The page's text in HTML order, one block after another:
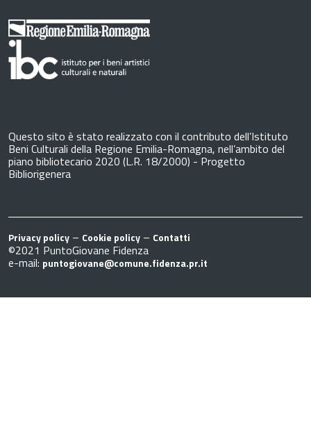
Questo sito è stato realizzato con il contributo dell’Istituto
Beni Culturali della Regione Emilia-Romagna, nell’ambito del
piano bibliotecario 2020 (L.R. 18/2000) - Progetto
Bibliorigenera
Privacy policy – Cookie policy – Contatti
©2021 PuntoGiovane Fidenza
e-mail: puntogiovane@comune.fidenza.pr.it